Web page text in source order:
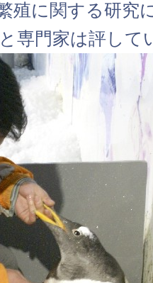
殖に関する研究
専門家は評して